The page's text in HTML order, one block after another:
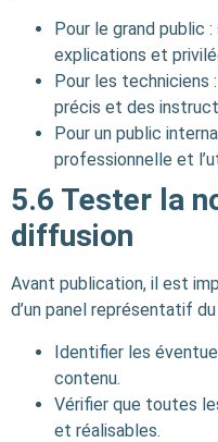
Pour le grand public
explications et
Pour les techniciens
précis et des
Pour un public
professionnelle et
5.6 Tester la
diffusion
Avant publication, il est
d’un panel représentatif
Identifier les
contenu.
Vérifier que toutes
et réalisables.